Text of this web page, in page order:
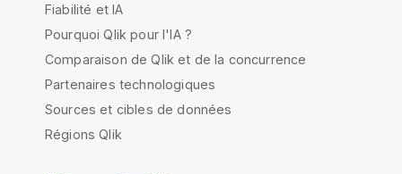
Fiabilité et IA
Pourquoi Qlik pour l'IA ?
Comparaison de Qlik et de la concurrence
Partenaires technologiques
Sources et cibles de données
Régions Qlik